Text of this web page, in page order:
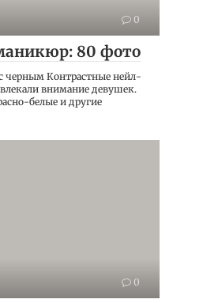
0
80 фото
черным Контрастные нейл-
внимание девушек.
белые и другие
0